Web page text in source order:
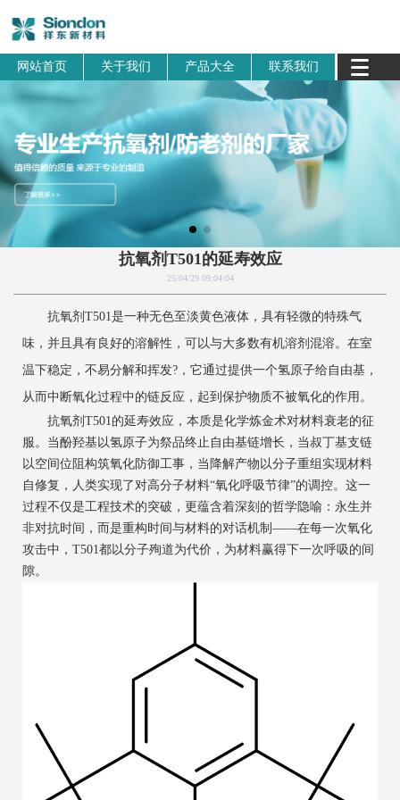
网站首页 关于我们 产品大全 联系我们
抗氧剂T501的延寿效应
25/04/29 09:04:04
抗氧剂T501是一种无色至淡黄色液体，具有轻微的特殊气
味，并且具有良好的溶解性，可以与大多数有机溶剂混溶。在室
温下稳定，不易分解和挥发?，它通过提供一个氢原子给自由基，
从而中断氧化过程中的链反应，起到保护物质不被氧化的作用。
抗氧剂T501的延寿效应，本质是化学炼金术对材料衰老的征
服。当酚羟基以氢原子为祭品终止自由基链增长，当叔丁基支链
以空间位阻构筑氧化防御工事，当降解产物以分子重组实现材料
自修复，人类实现了对高分子材料“氧化呼吸节律”的调控。这一
过程不仅是工程技术的突破，更蕴含着深刻的哲学隐喻：永生并
非对抗时间，而是重构时间与材料的对话机制——在每一次氧化
攻击中，T501都以分子殉道为代价，为材料赢得下一次呼吸的间
隙。